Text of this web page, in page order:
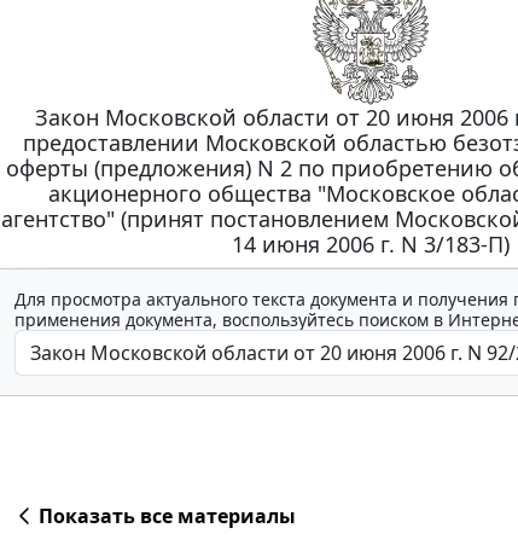
Закон Московской области от 20 июня 2006
предоставлении Московской областью
оферты (предложения) N 2 по приобретению
акционерного общества "Московское
агентство" (принят постановлением
14 июня 2006 г. N 3/183-П)
Для просмотра актуального текста документа и
применения документа, воспользуйтесь поиском в
Показать все материалы